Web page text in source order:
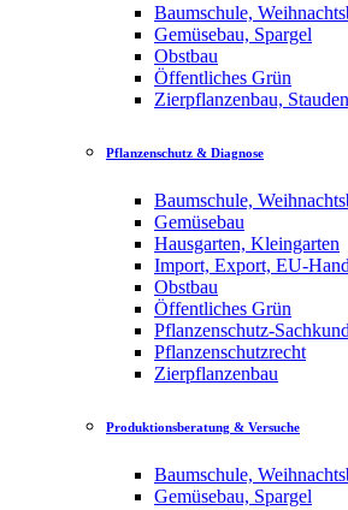
Baumschule,
Gemüsebau, Spargel
Obstbau
Öffentliches Grün
Zierpflanzenbau,
Pflanzenschutz & Diagnose
Baumschule,
Gemüsebau
Hausgarten, Kleingarten
Import, Export, EU-
Obstbau
Öffentliches Grün
Pflanzenschutz-
Pflanzenschutzrecht
Zierpflanzenbau
Produktionsberatung & Versuche
Baumschule,
Gemüsebau, Spargel